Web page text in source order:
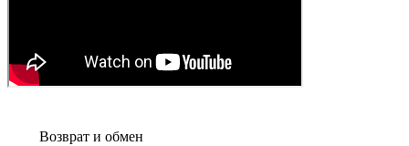
Возврат и обмен